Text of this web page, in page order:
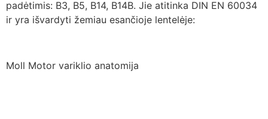
padėtimis: B3, B5, B14, B14B. Jie atitinka DIN EN 60034
ir yra išvardyti žemiau esančioje lentelėje:
Moll Motor variklio anatomija